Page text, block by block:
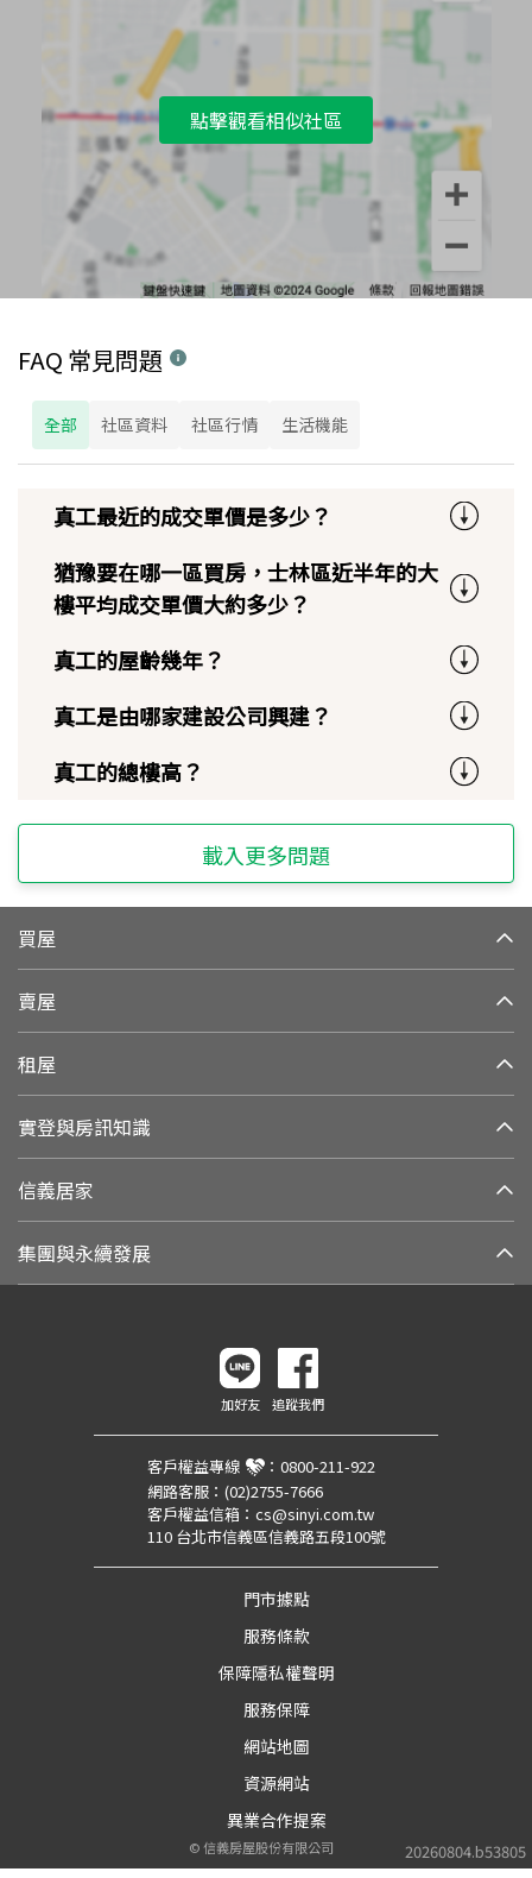
點擊觀看相似社區
FAQ 常見問題
全部 社區資料 社區行情 生活機能
真工最近的成交單價是多少？
猶豫要在哪一區買房，士林區近半年的大
樓平均成交單價大約多少？
真工的屋齡幾年？
真工是由哪家建設公司興建？
真工的總樓高？
載入更多問題
買屋
賣屋
租屋
實登與房訊知識
信義居家
集團與永續發展
20260804.b53805
加好友 追蹤我們
客戶權益專線 ： 0800-211-922
網路客服： (02)2755-7666
客戶權益信箱： cs@sinyi.com.tw
110 台北市信義區信義路五段100號
門市據點
服務條款
保障隱私權聲明
服務保障
網站地圖
資源網站
異業合作提案
©信義房屋股份有限公司